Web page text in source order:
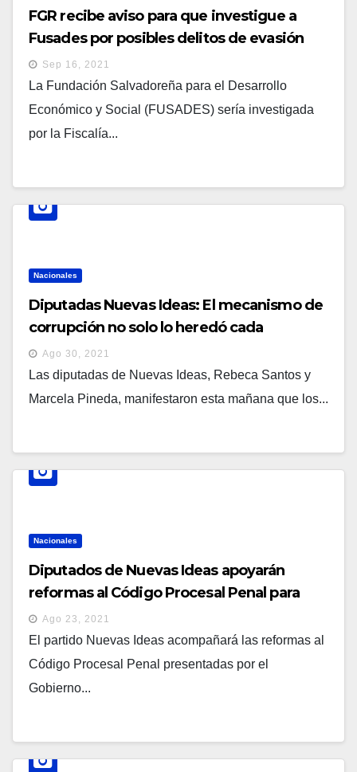
FGR recibe aviso para que investigue a
Fusades por posibles delitos de evasión
fiscal, lavado de dinero y actos arbitrarios
Sep 16, 2021
La Fundación Salvadoreña para el Desarrollo
Económico y Social (FUSADES) sería investigada
por la Fiscalía...
Nacionales
Diputadas Nuevas Ideas: El mecanismo de
corrupción no solo lo heredó cada
gobierno, sino que fue perfeccionado «a
conveniencia»
Ago 30, 2021
Las diputadas de Nuevas Ideas, Rebeca Santos y
Marcela Pineda, manifestaron esta mañana que los...
Nacionales
Diputados de Nuevas Ideas apoyarán
reformas al Código Procesal Penal para
evitar la prescripción de los hechos de
corrupción
Ago 23, 2021
El partido Nuevas Ideas acompañará las reformas al
Código Procesal Penal presentadas por el
Gobierno...